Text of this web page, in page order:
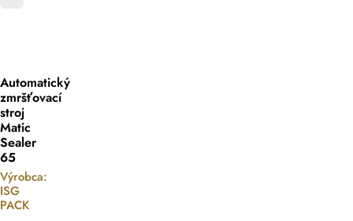
Automatický
zmršťovací
stroj
Matic
Sealer
65
Výrobca:
ISG
PACK